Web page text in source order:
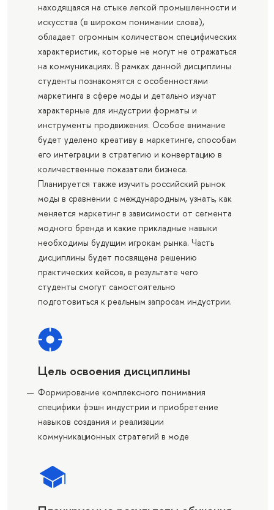
находящаяся на стыке легкой промышленности и
искусства (в широком понимании слова),
обладает огромным количеством специфических
характеристик, которые не могут не отражаться
на коммуникациях. В рамках данной дисциплины
студенты познакомятся с особенностями
маркетинга в сфере моды и детально изучат
характерные для индустрии форматы и
инструменты продвижения. Особое внимание
будет уделено креативу в маркетинге, способам
его интеграции в стратегию и конвертацию в
количественные показатели бизнеса.
Планируется также изучить российский рынок
моды в сравнении с международным, узнать, как
меняется маркетинг в зависимости от сегмента
модного бренда и какие прикладные навыки
необходимы будущим игрокам рынка. Часть
дисциплины будет посвящена решению
практических кейсов, в результате чего
студенты смогут самостоятельно
подготовиться к реальным запросам индустрии.
Цель освоения дисциплины
Формирование комплексного понимания
специфики фэшн индустрии и приобретение
навыков создания и реализации
коммуникационных стратегий в моде